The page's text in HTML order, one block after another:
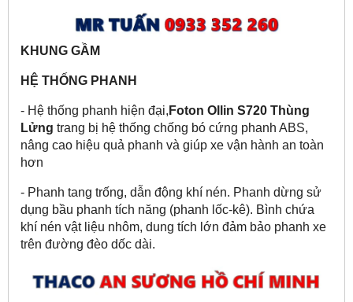
KHUNG GẦM
HỆ THỐNG PHANH
- Hệ thống phanh hiện đại, Foton Ollin S720 Thùng
Lửng trang bị hệ thống chống bó cứng phanh ABS,
nâng cao hiệu quả phanh và giúp xe vận hành an toàn
hơn
- Phanh tang trống, dẫn động khí nén. Phanh dừng sử
dụng bầu phanh tích năng (phanh lốc-kê). Bình chứa
khí nén vật liệu nhôm, dung tích lớn đảm bảo phanh xe
trên đường đèo dốc dài.